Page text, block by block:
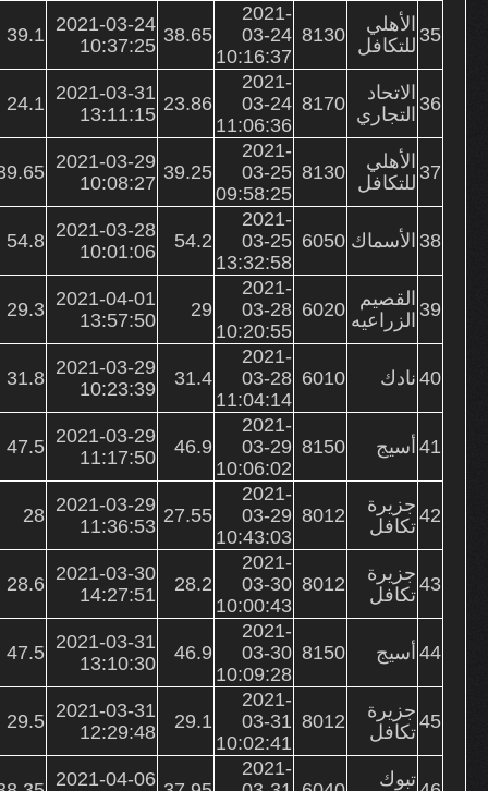
35 الأهلي
للتكافل 8130
2021-
03-24
10:16:37
38.65
2021-03-24
10:37:25
39.1
36 الاتحاد
التجاري 8170
2021-
03-24
11:06:36
23.86
2021-03-31
13:11:15
24.1
37 الأهلي
للتكافل 8130
2021-
03-25
09:58:25
39.25
2021-03-29
10:08:27
38 الأسماك 6050
2021-
03-25
13:32:58
54.2
2021-03-28
10:01:06
54.8
39 القصيم
الزراعيه 6020
2021-
03-28
10:20:55
29
2021-04-01
13:57:50
29.3
40 نادك 6010
2021-
03-28
11:04:14
31.4
2021-03-29
10:23:39
31.8
41 أسيج 8150
2021-
03-29
10:06:02
46.9
2021-03-29
11:17:50
47.5
42 جزيرة
تكافل
8012
2021-
03-29
10:43:03
27.55
2021-03-29
11:36:53
28
43 جزيرة
تكافل
8012
2021-
03-30
10:00:43
28.2
2021-03-30
14:27:51
28.6
44 أسيج 8150
2021-
03-30
10:09:28
46.9
2021-03-31
13:10:30
47.5
45 جزيرة
تكافل
8012
2021-
03-31
10:02:41
29.1
2021-03-31
12:29:48
29.5
تبوك
2021-
2021-04-06